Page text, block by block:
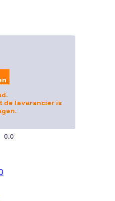
de leverancier is
0.0